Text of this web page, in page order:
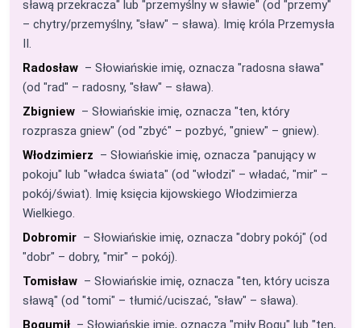
sławą przekracza" lub "przemyślny w sławie" (od "przemy"
– chytry/przemyślny, "sław" – sława). Imię króla Przemysła
II.
Radosław – Słowiańskie imię, oznacza "radosna sława"
(od "rad" – radosny, "sław" – sława).
Zbigniew – Słowiańskie imię, oznacza "ten, który
rozprasza gniew" (od "zbyć" – pozbyć, "gniew" – gniew).
Włodzimierz – Słowiańskie imię, oznacza "panujący w
pokoju" lub "władca świata" (od "włodzi" – władać, "mir" –
pokój/świat). Imię księcia kijowskiego Włodzimierza
Wielkiego.
Dobromir – Słowiańskie imię, oznacza "dobry pokój" (od
"dobr" – dobry, "mir" – pokój).
Tomisław – Słowiańskie imię, oznacza "ten, który ucisza
sławą" (od "tomi" – tłumić/uciszać, "sław" – sława).
Bogumił – Słowiańskie imię, oznacza "miły Bogu" lub "ten,